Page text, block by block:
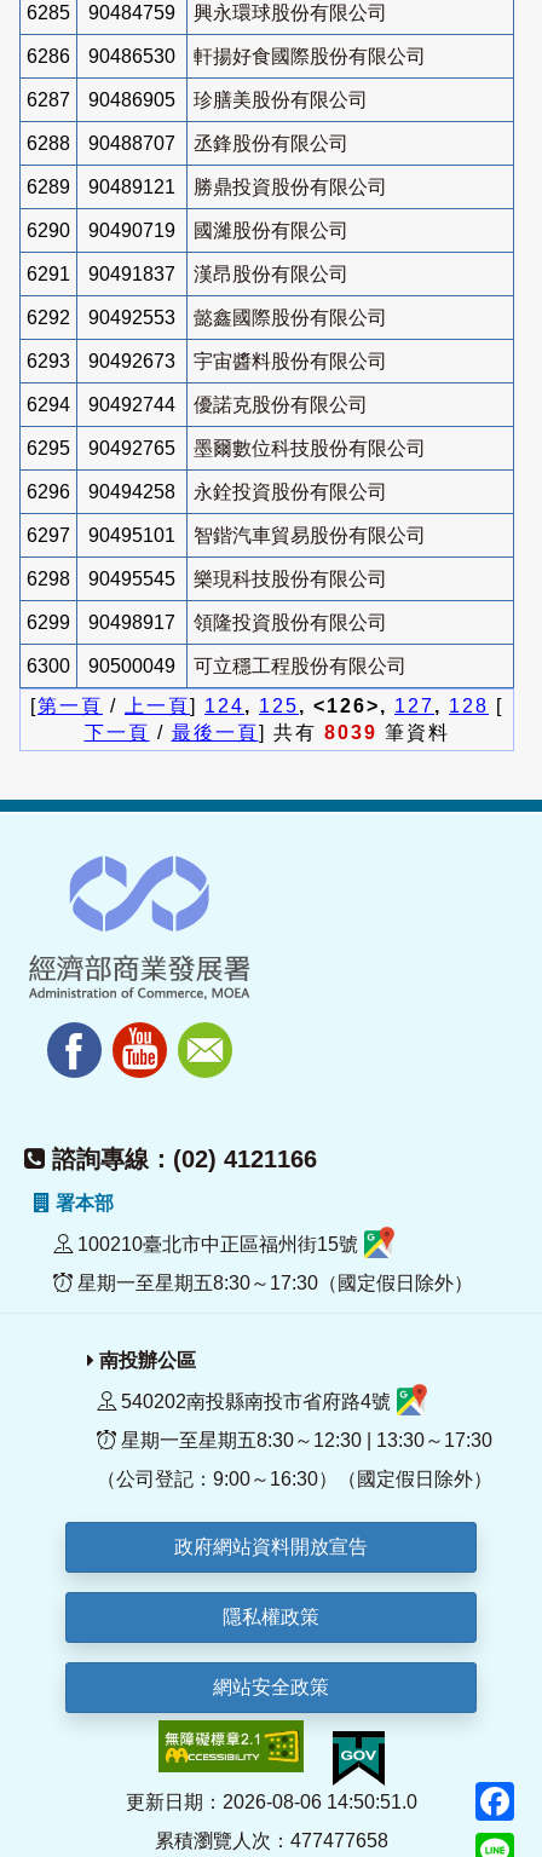
6285 90484759 興永環球股份有限公司
6286 90486530 軒揚好食國際股份有限公司
6287 90486905 珍膳美股份有限公司
6288 90488707 丞鋒股份有限公司
6289 90489121 勝鼎投資股份有限公司
6290 90490719 國濰股份有限公司
6291 90491837 漢昂股份有限公司
6292 90492553 懿鑫國際股份有限公司
6293 90492673 宇宙醬料股份有限公司
6294 90492744 優諾克股份有限公司
6295 90492765 墨爾數位科技股份有限公司
6296 90494258 永銓投資股份有限公司
6297 90495101 智鍇汽車貿易股份有限公司
6298 90495545 樂現科技股份有限公司
6299 90498917 領隆投資股份有限公司
6300 90500049
可立穩工程股份有限公司
[第一頁 / 上一頁] 124, 125, <126>, 127, 128 [
下一頁 / 最後一頁] 共有 8039 筆資料
諮詢專線：(02) 4121166
署本部
100210臺北市中正區福州街15號
星期一至星期五8:30～17:30（國定假日除外）
南投辦公區
540202南投縣南投市省府路4號
星期一至星期五8:30～12:30 | 13:30～17:30
（公司登記：9:00～16:30）（國定假日除外）
政府網站資料開放宣告
隱私權政策
網站安全政策
更新日期：2026-08-06 14:50:51.0
累積瀏覽人次：477477658